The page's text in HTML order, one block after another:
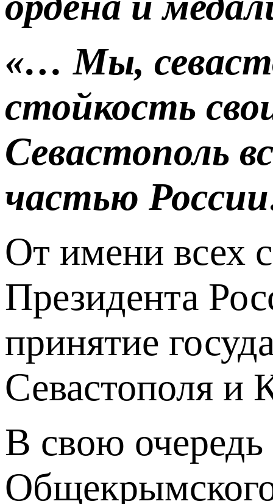
«… Мы,
стойкость
Севастополь
частью
От имени всех
Президента
принятие
Севастополя и
В свою